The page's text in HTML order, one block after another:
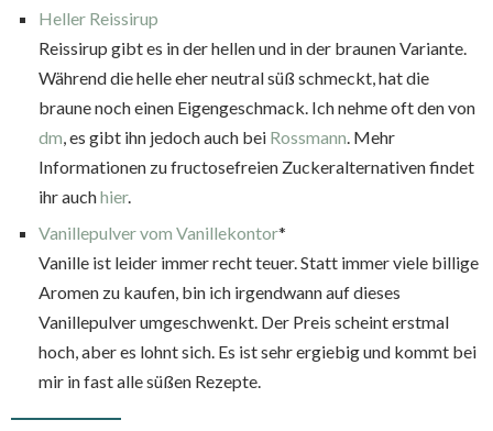
Heller Reissirup
Reissirup gibt es in der hellen und in der braunen Variante.
Während die helle eher neutral süß schmeckt, hat die
braune noch einen Eigengeschmack. Ich nehme oft den von
dm, es gibt ihn jedoch auch bei Rossmann. Mehr
Informationen zu fructosefreien Zuckeralternativen findet
ihr auchhier.
Vanillepulver vom Vanillekontor*
Vanille ist leider immer recht teuer. Statt immer viele billige
Aromen zu kaufen, bin ich irgendwann auf dieses
Vanillepulver umgeschwenkt. Der Preis scheint erstmal
hoch, aber es lohnt sich. Es ist sehr ergiebig und kommt bei
mir in fast alle süßen Rezepte.